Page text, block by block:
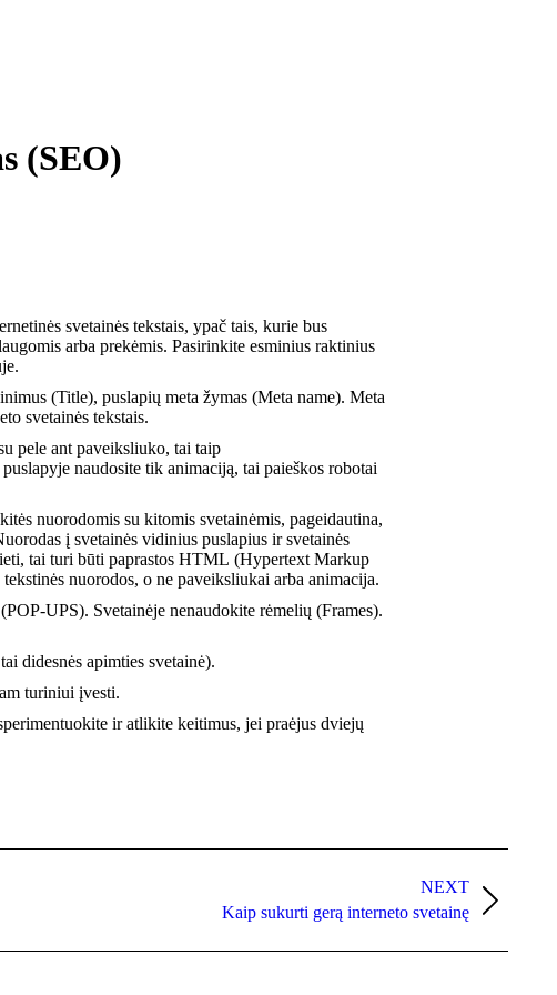
(SEO)
svetainės tekstais, ypač tais, kurie bus
arba prekėmis. Pasirinkite esminius raktinius
(Title), puslapių meta žymas (Meta name). Meta
svetainės tekstais.
pele ant paveiksliuko, tai taip
naudosite tik animaciją, tai paieškos robotai
nuorodomis su kitomis svetainėmis, pageidautina,
į svetainės vidinius puslapius ir svetainės
tai turi būti paprastos HTML (Hypertext Markup
nuorodos, o ne paveiksliukai arba animacija.
UPS). Svetainėje nenaudokite rėmelių (Frames).
didesnės apimties svetainė).
turiniui įvesti.
ir atlikite keitimus, jei praėjus dviejų
NEXT
Kaip sukurti gerą interneto svetainę